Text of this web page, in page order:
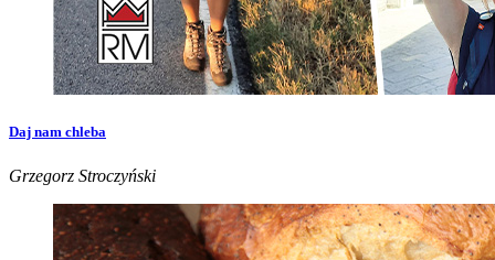
Daj nam chleba
Grzegorz Stroczyński